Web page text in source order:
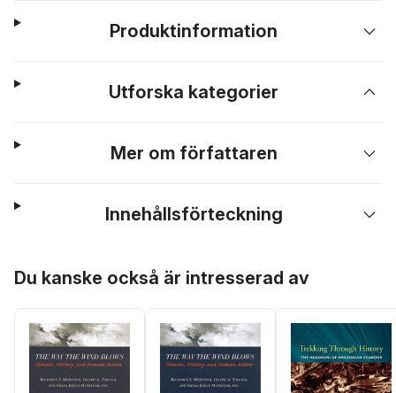
Produktinformation
Utforska kategorier
Mer om författaren
Innehållsförteckning
Du kanske också är intresserad av